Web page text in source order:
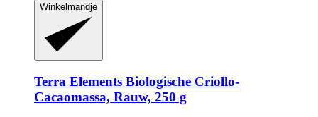
Winkelmandje
Terra Elements Biologische Criollo-​
Cacaomassa, Rauw, 250 g